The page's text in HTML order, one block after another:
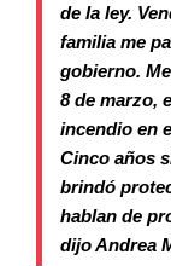
de la ley.
familia me
gobierno.
8 de marzo,
incendio en
Cinco años
brindó
hablan de
dijo Andrea